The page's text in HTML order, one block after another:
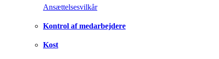
Ansættelsesvilkår
Kontrol af medarbejdere
Kost